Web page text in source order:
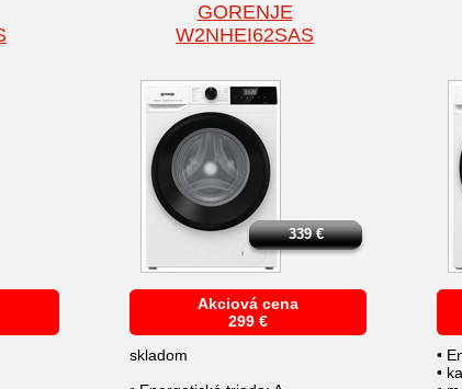
GORENJE
W2NHEI62SAS
Akciová cena
299 €
skladom
339€
•
•